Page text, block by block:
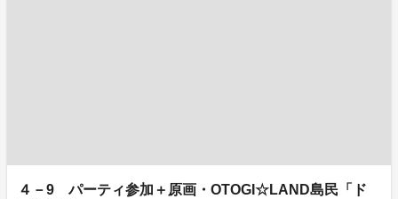
４－9 パーティ参加＋原画・OTOGI☆LAND島民「ド